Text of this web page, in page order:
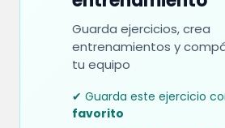
Guarda ejercicios, crea
entrenamientos y
tu equipo
✔ Guarda este ejercicio
favorito